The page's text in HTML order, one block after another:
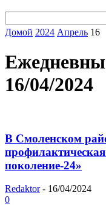
Домой 2024 Апрель 16
16/04/2024
В Смоленском
поколение-24»
Redaktor - 16/04/2024
0